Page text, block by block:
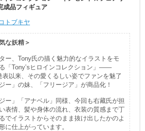
成品フィギュア
コトブキヤ
な妖精＞
ー、Tony氏の描く魅力的なイラストをモ
「Tony’sヒロインコレクション」――
以来、その愛くるしい姿でファンを魅了
ー」の妹、「フリージア」が商品化！
ー」「アナベル」同様、今回も右藏氏が担
表情、髪や身体の流れ、衣装の質感まで丁
でイラストからそのまま抜け出したかのよ
に仕上がっています。